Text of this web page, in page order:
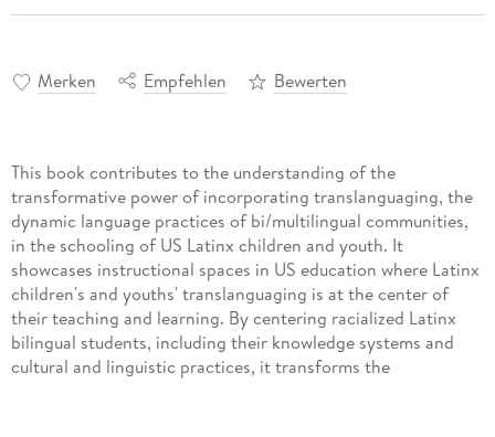
Merken Empfehlen Bewerten
This book contributes to the understanding of the
transformative power of incorporating translanguaging, the
dynamic language practices of bi/multilingual communities,
in the schooling of US Latinx children and youth. It
showcases instructional spaces in US education where Latinx
children's and youths' translanguaging is at the center of
their teaching and learning. By centering racialized Latinx
bilingual students, including their knowledge systems and
cultural and linguistic practices, it transforms the